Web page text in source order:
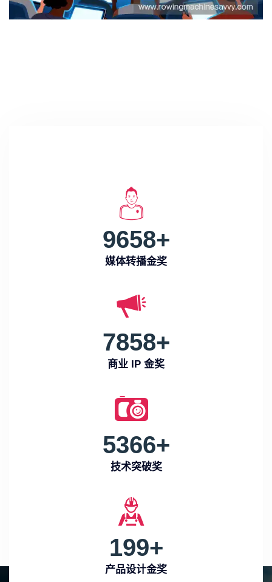
9658+
媒体转播金奖
7858+
商业 IP 金奖
5366+
技术突破奖
199+
产品设计金奖